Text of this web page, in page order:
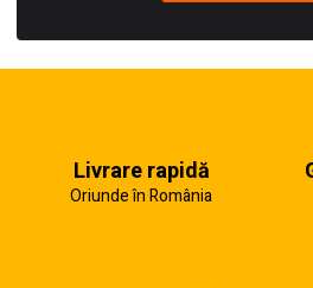
Livrare rapidă
Oriunde în România